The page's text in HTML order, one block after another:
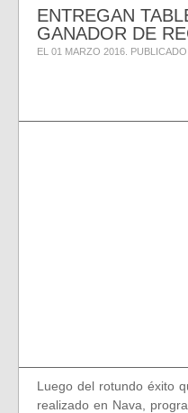
ENTREGAN
GANADOR DE
EL 01 MARZO 2016 .
Luego del rotundo éxito
realizado en Nava,